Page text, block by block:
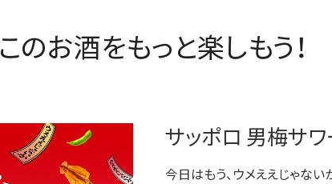
このお酒をもっと楽しもう！
サッポロ 男梅サワ
今日はもう、ウメええじゃない